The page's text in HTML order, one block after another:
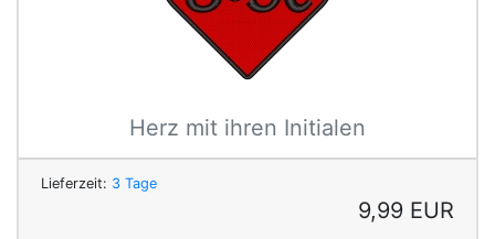
Herz mit ihren Initialen
Lieferzeit: 3 Tage
9,99 EUR